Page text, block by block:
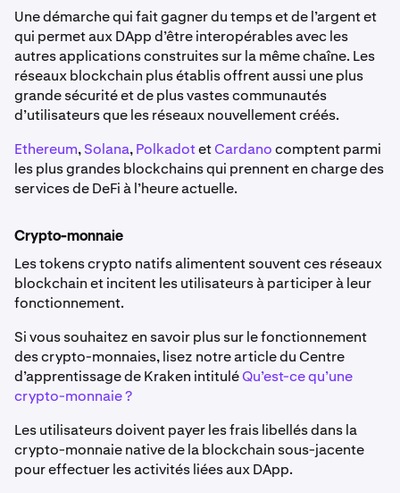
Une démarche qui fait gagner du temps et de l’argent et
qui permet aux DApp d’être interopérables avec les
autres applications construites sur la même chaîne. Les
réseaux blockchain plus établis offrent aussi une plus
grande sécurité et de plus vastes communautés
d’utilisateurs que les réseaux nouvellement créés.
Ethereum,Solana,PolkadotetCardanocomptent parmi
les plus grandes blockchains qui prennent en charge des
services de DeFi à l’heure actuelle.
Crypto-monnaie
Les tokens crypto natifs alimentent souvent ces réseaux
blockchain et incitent les utilisateurs à participer à leur
fonctionnement.
Si vous souhaitez en savoir plus sur le fonctionnement
des crypto-monnaies, lisez notre article du Centre
d’apprentissage de Kraken intituléQu’est-ce qu’une
crypto-monnaie ?
Les utilisateurs doivent payer les frais libellés dans la
crypto-monnaie native de la blockchain sous-jacente
pour effectuer les activités liées aux DApp.